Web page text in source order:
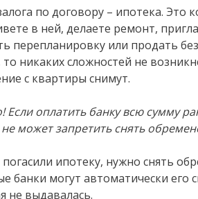
по договору – ипотека. Это
в ней, делаете ремонт,
перепланировку или продать
никаких сложностей не
с квартиры снимут.
Если оплатить банку всю сумму
может запретить снять
ипотеку, нужно снять
банки могут автоматически его
не выдавалась.